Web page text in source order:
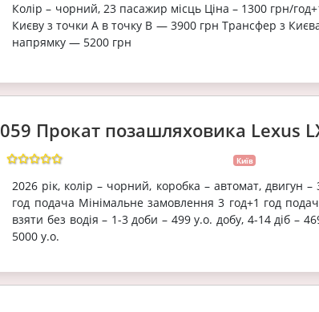
Колір – чорний, 23 пасажир місць Ціна – 1300 грн/
Києву з точки А в точку В — 3900 грн Трансфер з
напрямку — 5200 грн
059 Прокат позашляховика Lexus
Київ
2026 рік, колір – чорний, коробка – автомат, двигун
год подача Мінімальне замовлення 3 год+1 год
взяти без водія – 1-3 доби – 499 у.о. добу, 4-14 діб –
5000 у.о.